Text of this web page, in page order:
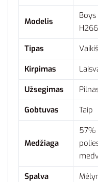
Modelis
Tipas
Kirpimas
Užsegimas
Gobtuvas
Taip
Medžiaga
57%
Spalva